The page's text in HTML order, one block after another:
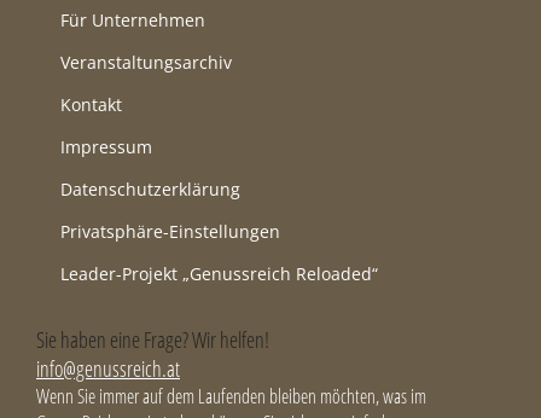
Für Unternehmen
Veranstaltungsarchiv
Kontakt
Impressum
Datenschutzerklärung
Privatsphäre-Einstellungen
Leader-Projekt „Genussreich Reloaded“
Sie haben eine Frage? Wir helfen!
info@genussreich.at
Wenn Sie immer auf dem Laufenden bleiben möchten, was im